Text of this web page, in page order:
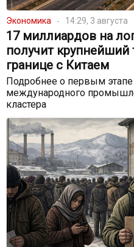
Экономика 14:29, 3 августа
17 миллиардов на
получит крупнейший
границе с Китаем
Подробнее о первым этапе
международного
кластера